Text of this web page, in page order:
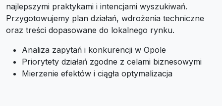
najlepszymi praktykami i intencjami wyszukiwań.
Przygotowujemy plan działań, wdrożenia techniczne
oraz treści dopasowane do lokalnego rynku.
Analiza zapytań i konkurencji w Opole
Priorytety działań zgodne z celami biznesowymi
Mierzenie efektów i ciągła optymalizacja